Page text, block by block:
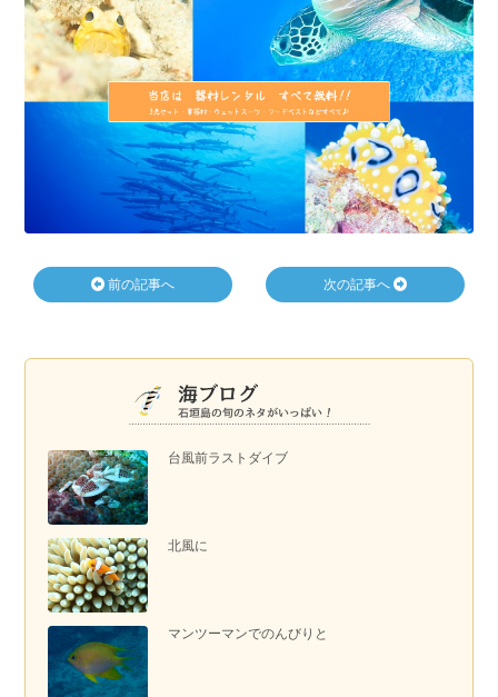
台風前ラストダイブ
北風に
マンツーマンでのんびりと
前の記事へ 次の記事へ